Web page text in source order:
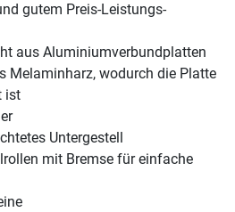
gutem Preis-Leistungs-
aus Aluminiumverbundplatten
Melaminharz, wodurch die Platte
ist
Untergestell
mit Bremse für einfache